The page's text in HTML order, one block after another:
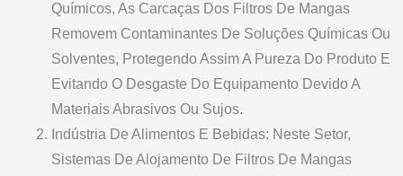
Químicos, As Carcaças Dos Filtros De Mangas
Removem Contaminantes De Soluções Químicas Ou
Solventes, Protegendo Assim A Pureza Do Produto E
Evitando O Desgaste Do Equipamento Devido A
Materiais Abrasivos Ou Sujos.
Indústria De Alimentos E Bebidas: Neste Setor,
Sistemas De Alojamento De Filtros De Mangas